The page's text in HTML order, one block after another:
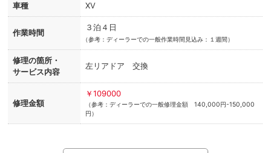
車種 XV
作業時間
３泊４日
（参考：ディーラーでの一般作業時間見込み：１週間）
修理の箇所・
サービス内容
左リアドア 交換
修理金額
￥109000
（参考：ディーラーでの一般修理金額 140,000円-150,000
円）